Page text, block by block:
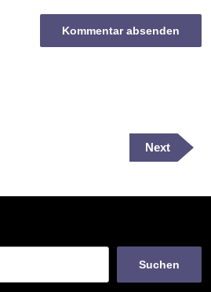
Next
Post
Next
Suchen